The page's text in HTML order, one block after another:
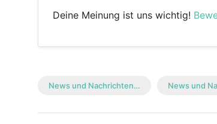
Deine Meinung ist uns wichtig!
News und Nachrichten… News und